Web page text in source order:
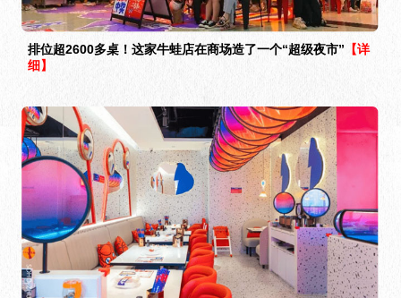
排位超2600多桌！这家牛蛙店在商场造了一个“超级夜市” 【详
细】